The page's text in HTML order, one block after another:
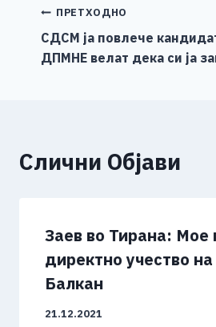
b
o
o
g
er
Навигација
на
ПРЕТХОДНО
СДСМ ја повлече
ДПМНЕ велат дека си ја
Слични Објави
Заев во Тирана: Мое
директно учество
Балкан
21.12.2021